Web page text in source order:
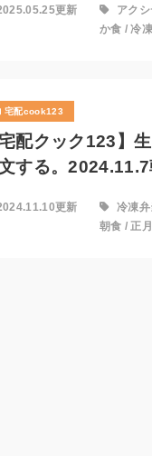
更新 アク
か食 /冷
宅配cook123
配クック123】
する。2024.11.7
更新 冷凍弁
朝食 /正月